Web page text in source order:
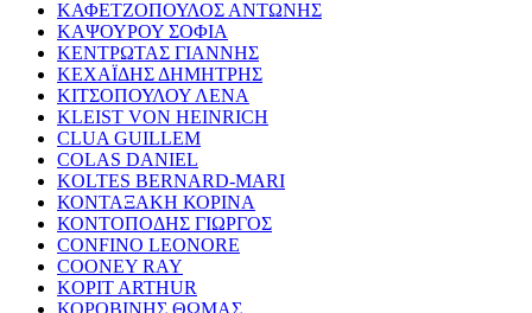
ΚΑΦΕΤΖΟΠΟΥΛΟΣ ΑΝΤΩΝΗΣ
ΚΑΨΟΥΡΟΥ ΣΟΦΙΑ
ΚΕΝΤΡΩΤΑΣ ΓΙΑΝΝΗΣ
ΚΕΧΑΪΔΗΣ ΔΗΜΗΤΡΗΣ
ΚΙΤΣΟΠΟΥΛΟΥ ΛΕΝΑ
KLEIST VON HEINRICH
CLUA GUILLEM
COLAS DANIEL
KOLTES BERNARD-MARI
ΚΟΝΤΑΞΑΚΗ ΚΟΡΙΝΑ
ΚΟΝΤΟΠΟΔΗΣ ΓΙΩΡΓΟΣ
CONFINO LEONORE
COONEY RAY
KOPIT ARTHUR
ΚΟΡΟΒΙΝΗΣ ΘΩΜΑΣ